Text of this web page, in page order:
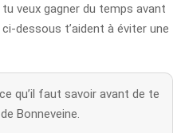
veux gagner du temps avant
dessous t’aident à éviter une
qu’il faut savoir avant de te
Bonneveine.